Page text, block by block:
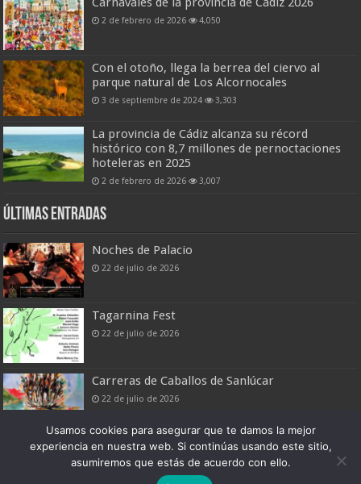
2 de febrero de 2026 4,050
Con el otoño, llega la berrea del ciervo al
parque natural de Los Alcornocales
3 de septiembre de 2024 3,303
La provincia de Cádiz alcanza su récord
histórico con 8,7 millones de pernoctaciones
hoteleras en 2025
2 de febrero de 2026 3,007
Últimas entradas
Noches de Palacio
22 de julio de 2026
Tagarnina Fest
22 de julio de 2026
Carreras de Caballos de Sanlúcar
22 de julio de 2026
Boletín Digital de Noticias Turísticas
Usamos cookies para asegurar que te damos la mejor
experiencia en nuestra web. Si continúas usando este sitio,
asumiremos que estás de acuerdo con ello.